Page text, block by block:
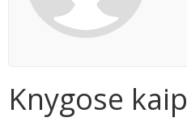
Knygose kaip